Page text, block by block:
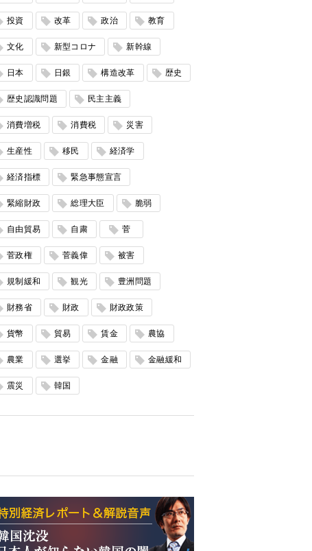
投資 改革 政治 教育
文化 新型コロナ 新幹線
日本 日銀 構造改革 歴史
歴史認識問題 民主主義
消費増税 消費税 災害
生産性 移民 経済学
経済指標 緊急事態宣言
緊縮財政 総理大臣 脆弱
自由貿易 自粛 菅
菅政権 菅義偉 被害
規制緩和 観光 豊洲問題
財務省 財政 財政政策
貨幣 貿易 賃金 農協
農業 選挙 金融 金融緩和
震災 韓国